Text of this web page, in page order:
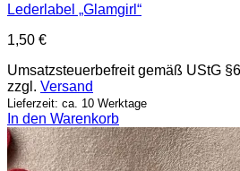
Lederlabel „Glamgirl“
1,50 €
Umsatzsteuerbefreit gemäß UStG
zzgl. Versand
Lieferzeit: ca. 10 Werktage
In den Warenkorb